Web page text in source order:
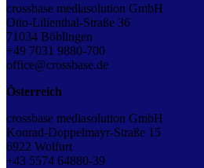
crossbase mediasolution GmbH
Otto-Lilienthal-Straße 36
71034 Böblingen
+49 7031 9880-700
office@crossbase.de
Österreich
crossbase mediasolution GmbH
Konrad-Doppelmayr-Straße 15
6922 Wolfurt
+43 5574 64880-39